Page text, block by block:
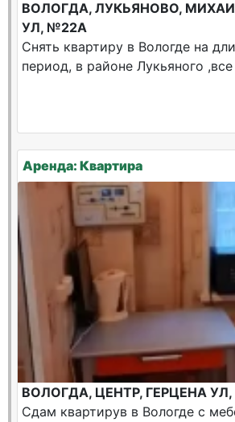
ВОЛОГДА, ЛУКЬЯНОВО,
УЛ, №22А
Снять квартиру в Вологде на
период, в районе Лукьяного ,все
Аренда: Квартира
ВОЛОГДА, ЦЕНТР, ГЕРЦЕНА
Сдам квартирув в Вологде с